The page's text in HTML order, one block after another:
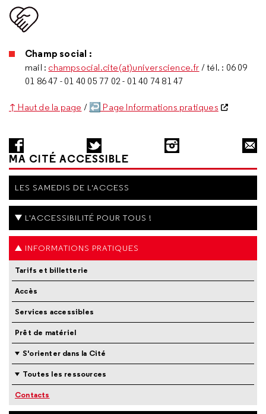
Champ social :
mail : champsocial.cite(at)universcience.fr / tél. : 06 09
01 86 47 - 01 40 05 77 02 - 01 40 74 81 47
↑ Haut de la page / ↩ Page Informations pratiques
MA CITÉ ACCESSIBLE
LES SAMEDIS DE L'ACCESS
L'ACCESSIBILITÉ POUR TOUS !
INFORMATIONS PRATIQUES
Tarifs et billetterie
Accès
Services accessibles
Prêt de matériel
S'orienter dans la Cité
Toutes les ressources
Contacts